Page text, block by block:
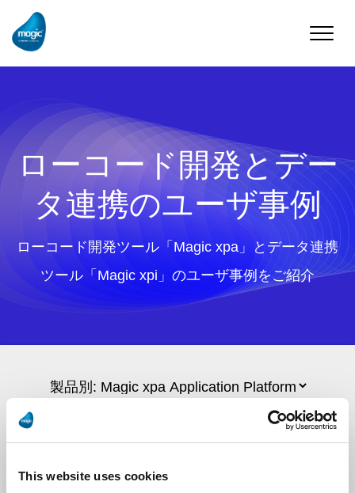
This website uses cookies
Toggle
ローコード開発とデー
タ連携のユーザ事例
ローコード開発ツール「Magic xpa」とデータ連携
ツール「Magic xpi」のユーザ事例をご紹介